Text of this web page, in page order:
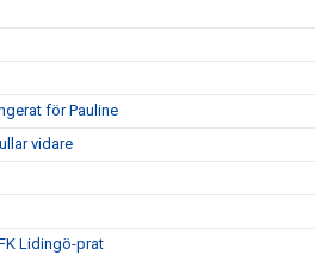
för Pauline
vidare
Lidingö-prat